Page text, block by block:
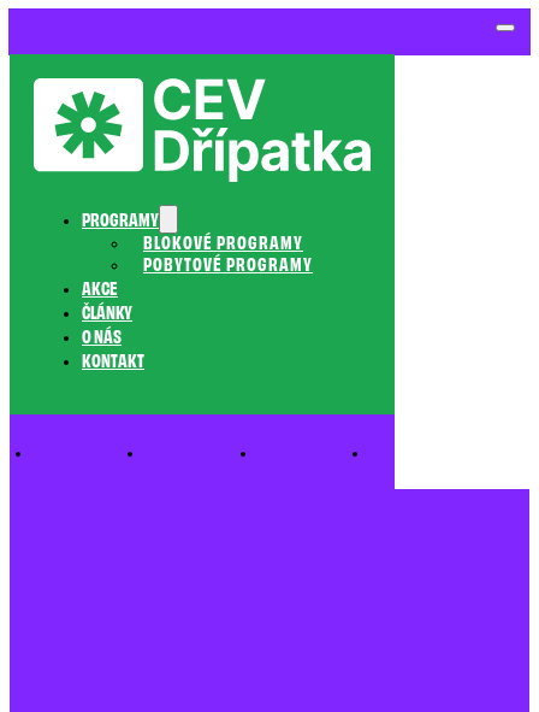
PROGRAMY
BLOKOVÉ PROGRAMY
POBYTOVÉ PROGRAMY
AKCE
ČLÁNKY
O NÁS
KONTAKT